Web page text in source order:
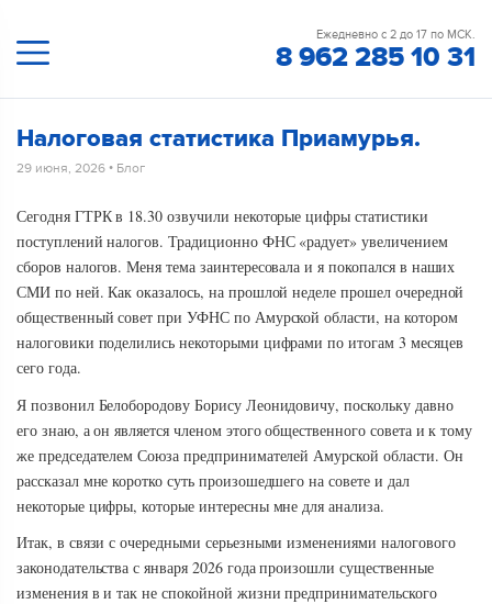
Ежедневно с 2 до 17 по МСК.
8 962 285 10 31
Налоговая статистика Приамурья.
29 июня, 2026 • Блог
Сегодня ГТРК в 18.30 озвучили некоторые цифры статистики
поступлений налогов. Традиционно ФНС «радует» увеличением
сборов налогов. Меня тема заинтересовала и я покопался в наших
СМИ по ней. Как оказалось, на прошлой неделе прошел очередной
общественный совет при УФНС по Амурской области, на котором
налоговики поделились некоторыми цифрами по итогам 3 месяцев
сего года.
Я позвонил Белобородову Борису Леонидовичу, поскольку давно
его знаю, а он является членом этого общественного совета и к тому
же председателем Союза предпринимателей Амурской области. Он
рассказал мне коротко суть произошедшего на совете и дал
некоторые цифры, которые интересны мне для анализа.
Итак, в связи с очередными серьезными изменениями налогового
законодательства с января 2026 года произошли существенные
изменения в и так не спокойной жизни предпринимательского